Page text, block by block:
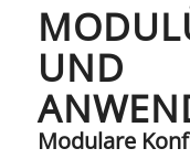
UND
Modulare